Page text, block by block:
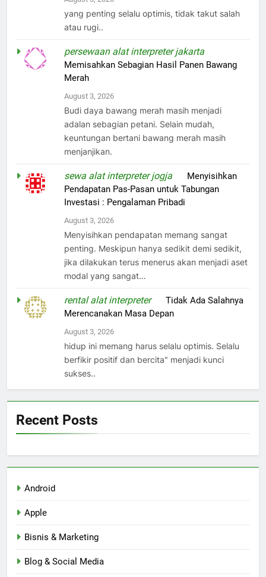
yang penting selalu optimis, tidak takut salah
atau rugi..
persewaan alat interpreter jakarta
Memisahkan Sebagian Hasil Panen Bawang
Merah
August 3, 2026
Budi daya bawang merah masih menjadi
adalan sebagian petani. Selain mudah,
keuntungan bertani bawang merah masih
menjanjikan.
sewa alat interpreter jogja
Menyisihkan
Pendapatan Pas-Pasan untuk Tabungan
Investasi : Pengalaman Pribadi
August 3, 2026
Menyisihkan pendapatan memang sangat
penting. Meskipun hanya sedikit demi sedikit,
jika dilakukan terus menerus akan menjadi aset
modal yang sangat…
rental alat interpreteronTidak Ada Salahnya
Merencanakan Masa Depan
August 3, 2026
hidup ini memang harus selalu optimis. Selalu
berfikir positif dan bercita" menjadi kunci
sukses..
Recent Posts
Android
Apple
Bisnis & Marketing
Blog & Social Media